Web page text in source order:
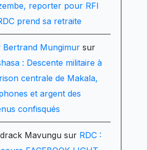
reporter pour RFI
prend sa retraite
Bertrand Mungimursur
: Descente militaire à
centrale de Makala,
et argent des
confisqués
Mavungusur RDC :